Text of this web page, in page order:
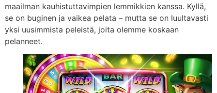
maailman kauhistuttavimpien lemmikkien kanssa. Kyllä,
se on buginen ja vaikea pelata – mutta se on luultavasti
yksi uusimmista peleistä, joita olemme koskaan
pelanneet.